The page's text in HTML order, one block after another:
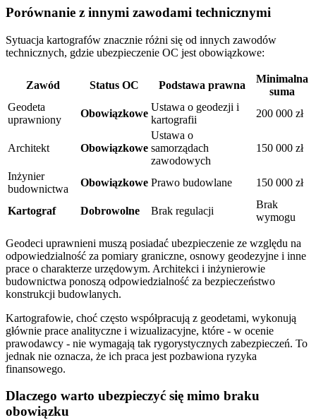
Porównanie z innymi zawodami technicznymi
Sytuacja kartografów znacznie różni się od innych zawodów
technicznych, gdzie ubezpieczenie OC jest obowiązkowe:
Zawód Status OC Podstawa prawna
Minimalna
suma
Geodeta
uprawniony
Obowiązkowe
Ustawa o geodezji i
kartografii
200 000 zł
Architekt Obowiązkowe
Ustawa o
samorządach
zawodowych
150 000 zł
Inżynier
budownictwa
Obowiązkowe Prawo budowlane 150 000 zł
Kartograf Dobrowolne Brak regulacji
Brak
wymogu
Geodeci uprawnieni muszą posiadać ubezpieczenie ze względu na
odpowiedzialność za pomiary graniczne, osnowy geodezyjne i inne
prace o charakterze urzędowym. Architekci i inżynierowie
budownictwa ponoszą odpowiedzialność za bezpieczeństwo
konstrukcji budowlanych.
Kartografowie, choć często współpracują z geodetami, wykonują
głównie prace analityczne i wizualizacyjne, które - w ocenie
prawodawcy - nie wymagają tak rygorystycznych zabezpieczeń. To
jednak nie oznacza, że ich praca jest pozbawiona ryzyka
finansowego.
Dlaczego warto ubezpieczyć się mimo braku
obowiązku